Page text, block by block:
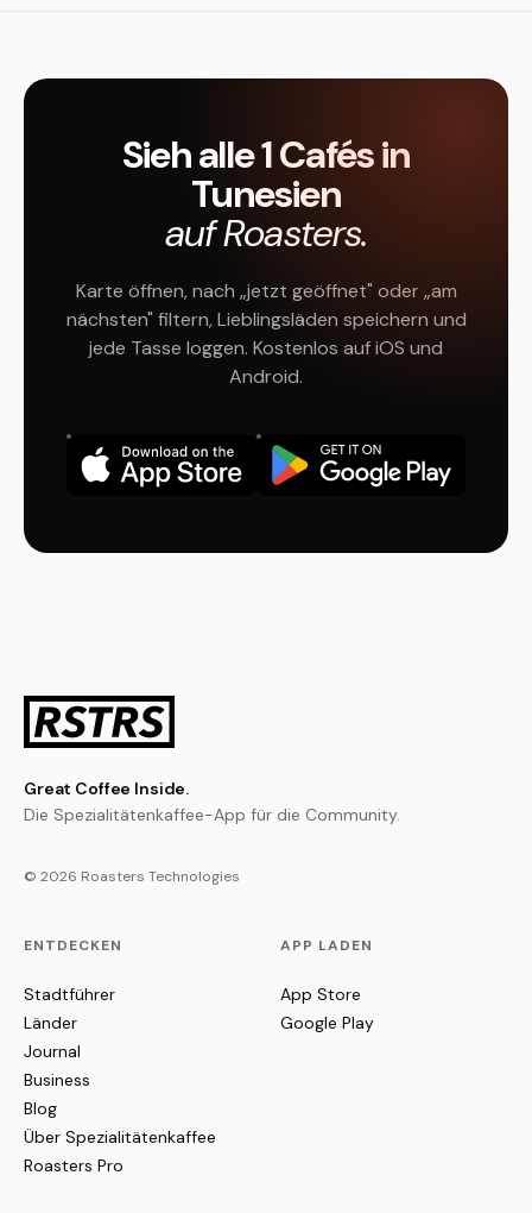
Sieh alle 1 Cafés in
Tunesien
auf Roasters.
Karte öffnen, nach „jetzt geöffnet" oder „am
nächsten" filtern, Lieblingsläden speichern und
jede Tasse loggen. Kostenlos auf iOS und
Android.
Great Coffee Inside.
Die Spezialitätenkaffee-App für die Community.
© 2026 Roasters Technologies
ENTDECKEN
Stadtführer
Länder
Journal
Business
Blog
Über Spezialitätenkaffee
Roasters Pro
APP LADEN
App Store
Google Play